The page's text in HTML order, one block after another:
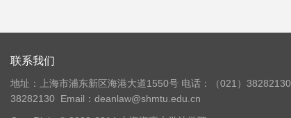
联系我们
地址：上海市浦东新区海港大道1550号 电话：（021）38282130
38282130
Email：deanlaw@shmtu.edu.cn